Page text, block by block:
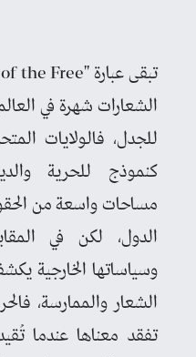
الشعارات شهرة في
للجدل، فالولايات
كنموذج للحرية
مساحات واسعة من
الدول، لكن في
وسياساتها الخارجية
الشعار والممارسة،
تفقد معناها عندما